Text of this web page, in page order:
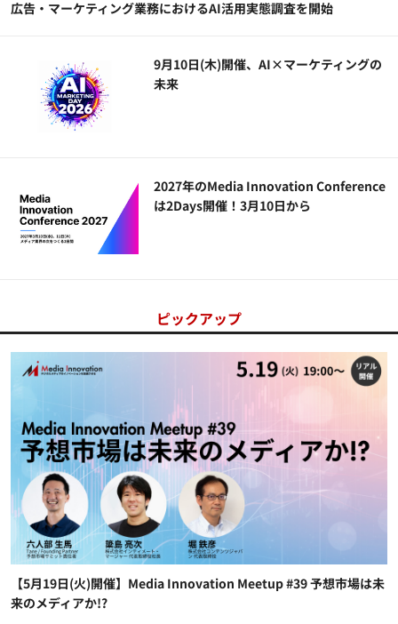
広告・マーケティング業務におけるAI活用実態調査を開始
9月10日(木)開催、AI×マーケティングの
未来
2027年のMedia Innovation Conference
は2Days開催！3月10日から
ピックアップ
【5月19日(火)開催】Media Innovation Meetup #39 予想市場は未
来のメディアか!?